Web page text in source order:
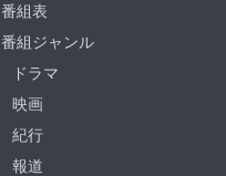
番組表
番組ジャンル
ドラマ
映画
紀行
報道